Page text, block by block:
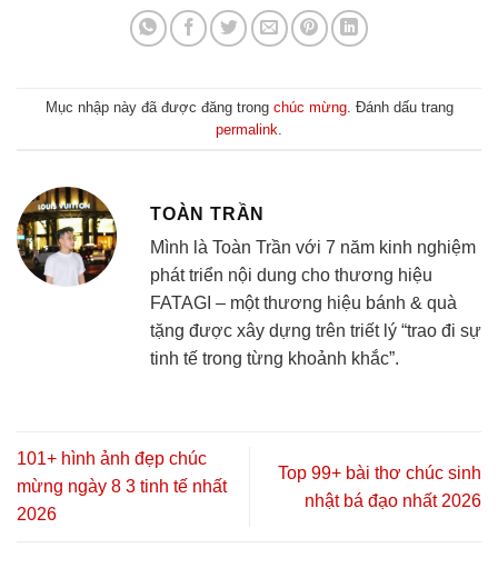
Mục nhập này đã được đăng trong chúc mừng. Đánh dấu trang
permalink
TOÀN TRẦN
Mình là Toàn Trần với 7 năm kinh nghiệm
phát triển nội dung cho thương hiệu
FATAGI – một thương hiệu bánh & quà
tặng được xây dựng trên triết lý “trao đi sự
tinh tế trong từng khoảnh khắc”.
101+ hình ảnh đẹp chúc
mừng ngày 8 3 tinh tế nhất
2026
Top 99+ bài thơ chúc sinh
nhật bá đạo nhất 2026